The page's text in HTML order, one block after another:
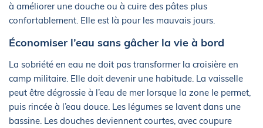
à améliorer une douche ou à cuire des pâtes plus
confortablement. Elle est là pour les mauvais jours.
Économiser l’eau sans gâcher la vie à bord
La sobriété en eau ne doit pas transformer la croisière en
camp militaire. Elle doit devenir une habitude. La vaisselle
peut être dégrossie à l’eau de mer lorsque la zone le permet,
puis rincée à l’eau douce. Les légumes se lavent dans une
bassine. Les douches deviennent courtes, avec coupure